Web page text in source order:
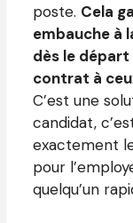
poste. Cela
embauche à
dès le départ
contrat à
C’est une
candidat,
exactement
pour
quelqu’un